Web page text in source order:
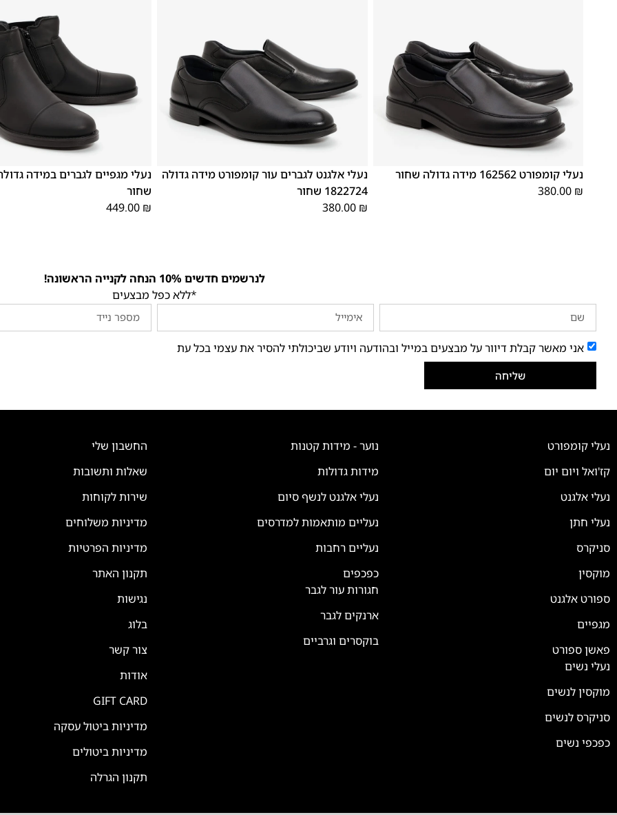
נעלי קומפורט 162562 מידה גדולה שחור
380.00 ₪
נעלי אלגנט לגברים עור קומפורט מידה גדולה
1822724 שחור
380.00 ₪
שחור
449.00 ₪
לנרשמים חדשים 10% הנחה לקנייה הראשונה!
*ללא כפל מבצעים
אני מאשר קבלת דיוור על מבצעים במייל ובהודעה ויודע שביכולתי להסיר את עצמי בכל עת
שליחה
נעלי קומפורט
קז'ואל ויום יום
נעלי אלגנט
נעלי חתן
סניקרס
מוקסין
ספורט אלגנט
מגפיים
פאשן ספורט
נעלי נשים
מוקסין לנשים
סניקרס לנשים
כפכפי נשים
נוער - מידות קטנות
מידות גדולות
נעלי אלגנט לנשף סיום
נעליים מותאמות למדרסים
נעליים רחבות
כפכפים
חגורות עור לגבר
ארנקים לגבר
בוקסרים וגרביים
החשבון שלי
שאלות ותשובות
שירות לקוחות
מדיניות משלוחים
מדיניות הפרטיות
תקנון האתר
נגישות
בלוג
צור קשר
אודות
GIFT CARD
מדיניות ביטול עסקה
מדיניות ביטולים
תקנון הגרלה
💬